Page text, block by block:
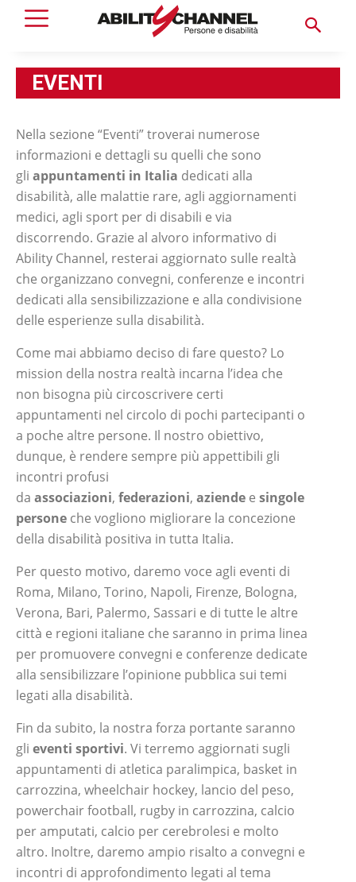
EVENTI
Nella sezione “Eventi” troverai numerose
informazioni e dettagli su quelli che sono
gli appuntamenti in Italia dedicati alla
disabilità, alle malattie rare, agli aggiornamenti
medici, agli sport per di disabili e via
discorrendo. Grazie al alvoro informativo di
Ability Channel, resterai aggiornato sulle realtà
che organizzano convegni, conferenze e incontri
dedicati alla sensibilizzazione e alla condivisione
delle esperienze sulla disabilità.
Come mai abbiamo deciso di fare questo? Lo
mission della nostra realtà incarna l’idea che
non bisogna più circoscrivere certi
appuntamenti nel circolo di pochi partecipanti o
a poche altre persone. Il nostro obiettivo,
dunque, è rendere sempre più appettibili gli
incontri profusi
da associazioni, federazioni, aziende e singole
persone che vogliono migliorare la concezione
della disabilità positiva in tutta Italia.
Per questo motivo, daremo voce agli eventi di
Roma, Milano, Torino, Napoli, Firenze, Bologna,
Verona, Bari, Palermo, Sassari e di tutte le altre
città e regioni italiane che saranno in prima linea
per promuovere convegni e conferenze dedicate
alla sensibilizzare l’opinione pubblica sui temi
legati alla disabilità.
Fin da subito, la nostra forza portante saranno
gli eventi sportivi. Vi terremo aggiornati sugli
appuntamenti di atletica paralimpica, basket in
carrozzina, wheelchair hockey, lancio del peso,
powerchair football, rugby in carrozzina, calcio
per amputati, calcio per cerebrolesi e molto
altro. Inoltre, daremo ampio risalto a convegni e
incontri di approfondimento legati al tema